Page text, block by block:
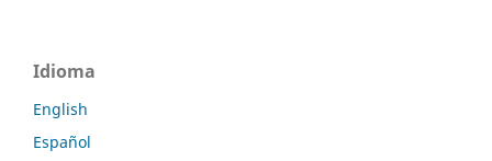
Idioma
English
Español